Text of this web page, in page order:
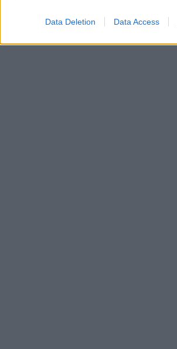
Data Deletion Data Access